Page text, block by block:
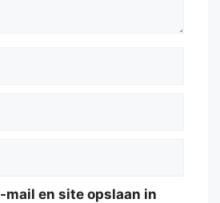
mail en site opslaan in